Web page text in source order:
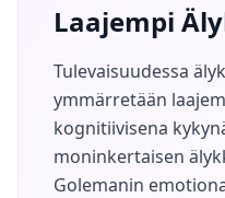
Laajempi
Tulevaisuudessa
ymmärretään
kognitiivisena
moninkertaisen
Golemanin